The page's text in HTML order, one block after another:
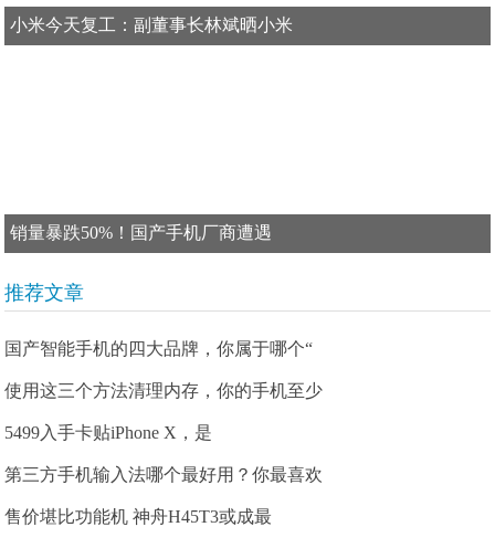
小米今天复工：副董事长林斌晒小米
销量暴跌50%！国产手机厂商遭遇
推荐文章
国产智能手机的四大品牌，你属于哪个“
使用这三个方法清理内存，你的手机至少
5499入手卡贴iPhone X，是
第三方手机输入法哪个最好用？你最喜欢
售价堪比功能机 神舟H45T3或成最